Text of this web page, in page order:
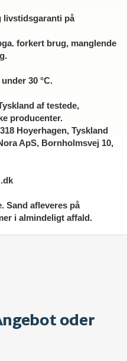
livstidsgaranti på
forkert brug, manglende
30 °C.
af testede,
producenter.
Hoyerhagen, Tyskland
ApS, Bornholmsvej 10,
Sand afleveres på
i almindeligt affald.
oder